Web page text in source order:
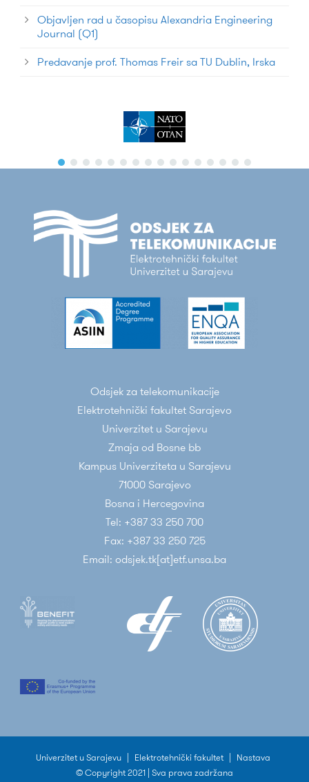
Objavljen rad u časopisu Alexandria Engineering
Journal (Q1)
Predavanje prof. Thomas Freir sa TU Dublin, Irska
Odsjek za telekomunikacije
Elektrotehnički fakultet Sarajevo
Univerzitet u Sarajevu
Zmaja od Bosne bb
Kampus Univerziteta u Sarajevu
71000 Sarajevo
Bosna i Hercegovina
Tel: +387 33 250 700
Fax: +387 33 250 725
Email: odsjek.tk[at]etf.unsa.ba
Univerzitet u Sarajevu | Elektrotehnički fakultet | Nastava
© Copyright 2021 | Sva prava zadržana